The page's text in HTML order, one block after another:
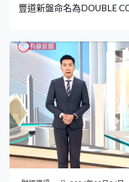
豐道新盤命名為DOUBLE